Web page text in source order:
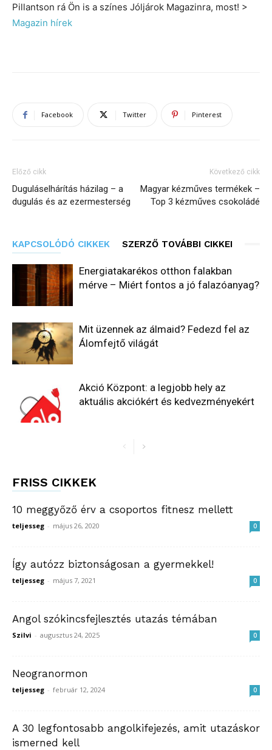
Pillantson rá Ön is a színes Jóljárok Magazinra, most! >
Magazin hírek
Facebook Twitter Pinterest
Előző cikk
Duguláselhárítás házilag – a
dugulás és az ezermesterség
Következő cikk
Magyar kézműves termékek –
Top 3 kézműves csokoládé
KAPCSOLÓDÓ CIKKEK SZERZŐ TOVÁBBI CIKKEI
Energiatakarékos otthon falakban
mérve – Miért fontos a jó falazóanyag?
Mit üzennek az álmaid? Fedezd fel az
Álomfejtő világát
Akció Központ: a legjobb hely az
aktuális akciókért és kedvezményekért
FRISS CIKKEK
10 meggyőző érv a csoportos fitnesz mellett
teljesseg - május 26, 2020 0
Így autózz biztonságosan a gyermekkel!
teljesseg - május 7, 2021 0
Angol szókincsfejlesztés utazás témában
Szilvi - augusztus 24, 2025 0
Neogranormon
teljesseg - február 12, 2024 0
A 30 legfontosabb angolkifejezés, amit utazáskor
ismerned kell